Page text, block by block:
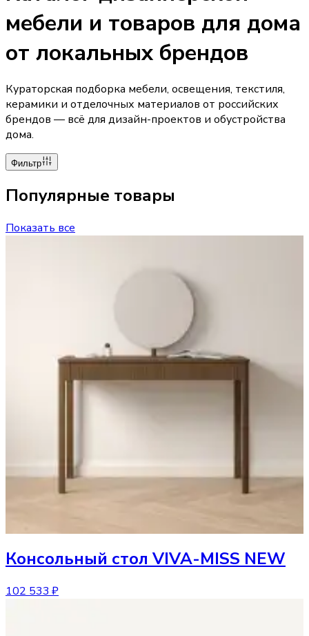
мебели и товаров для дома
от локальных брендов
Кураторская подборка мебели, освещения, текстиля,
керамики и отделочных материалов от российских
брендов — всё для дизайн-проектов и обустройства
дома.
Фильтр
Популярные товары
Показать все
Консольный стол VIVA-MISS NEW
102 533 ₽